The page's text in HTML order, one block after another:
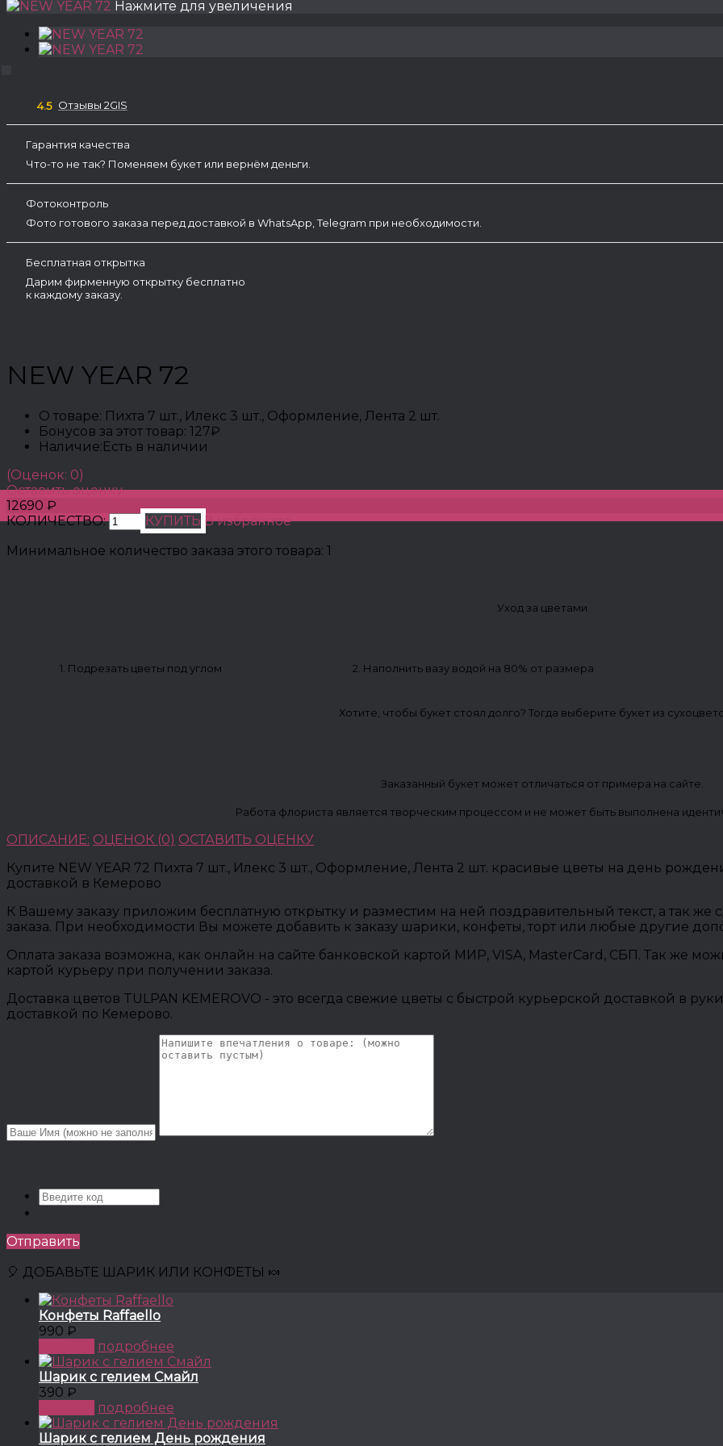
Нажмите для увеличения
4.5 Отзывы 2GIS
Гарантия качества
Что-то не так? Поменяем букет или вернём деньги.
Фотоконтроль
Фото готового заказа перед доставкой в WhatsApp, Telegram при необходимости.
Бесплатная открытка
Дарим фирменную открытку бесплатно
к каждому заказу.
NEW YEAR 72
О товаре: Пихта 7 шт., Илекс 3 шт., Оформление, Лента 2 шт.
Бонусов за этот товар: 127₽
Наличие:Есть в наличии
(Оценок: 0)
Оставить оценку
12690 ₽
КОЛИЧЕСТВО:
КУПИТЬ В избранное
Минимальное количество заказа этого товара: 1
Уход за цветами
1. Подрезать цветы под углом 2. Наполнить вазу водой на 80% от размера
Хотите, чтобы букет стоял долго? Тогда выберите букет из
Заказанный букет может отличаться от примера на сайте.
Работа флориста является творческим процессом и не может быть выполнена
ОПИСАНИЕ: ОЦЕНОК (0) ОСТАВИТЬ ОЦЕНКУ
Купите NEW YEAR 72 Пихта 7 шт., Илекс 3 шт., Оформление, Лента 2 шт. красивые цветы на день
доставкой в Кемерово
К Вашему заказу приложим бесплатную открытку и разместим на ней поздравительный текст, а так
заказа. При необходимости Вы можете добавить к заказу шарики, конфеты, торт или любые другие
Оплата заказа возможна, как онлайн на сайте банковской картой МИР, VISA, MasterCard, СБП. Так же
картой курьеру при получении заказа.
Доставка цветов TULPAN KEMEROVO - это всегда свежие цветы с быстрой курьерской доставкой в
доставкой по Кемерово.
Отправить
🎈 ДОБАВЬТЕ ШАРИК ИЛИ КОНФЕТЫ 🍬
Конфеты Raffaello
990 ₽
подробнее
Шарик с гелием Смайл
390 ₽
подробнее
Шарик с гелием День рождения